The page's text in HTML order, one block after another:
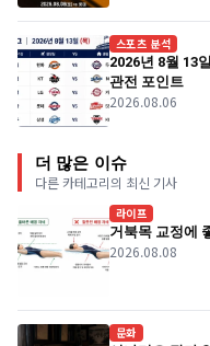
스포츠 분석
2026년 8월 13
관전 포인트
2026.08.06
더 많은 이슈
다른 카테고리의 최신 기사
라이프
거북목 교정에
2026.08.08
문화